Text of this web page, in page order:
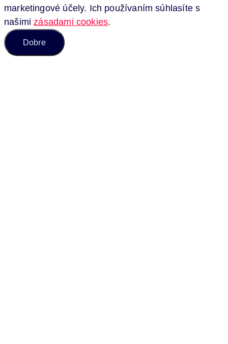
marketingové účely. Ich používaním súhlasíte s
našimizásadami cookies.
Dobre